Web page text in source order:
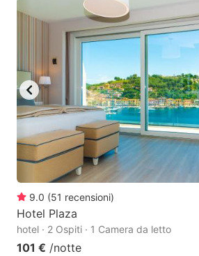
9.0 (51 recensioni)
Hotel Plaza
hotel · 2 Ospiti · 1 Camera da letto
101 € /notte